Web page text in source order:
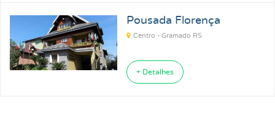
Pousada Florença
Centro - Gramado RS
+ Detalhes